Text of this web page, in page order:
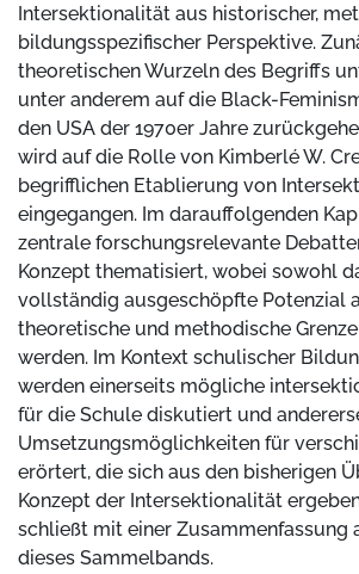
Intersektionalität aus historischer,
bildungsspezifischer Perspektive.
theoretischen Wurzeln des Begriffs
unter anderem auf die Black-
den USA der 1970er Jahre
wird auf die Rolle von Kimberlé W.
begrifflichen Etablierung von
eingegangen. Im darauffolgenden
zentrale forschungsrelevante
Konzept thematisiert, wobei sowohl
vollständig ausgeschöpfte Potenzial
theoretische und methodische
werden. Im Kontext schulischer
werden einerseits mögliche
für die Schule diskutiert und
Umsetzungsmöglichkeiten für
erörtert, die sich aus den bisherigen
Konzept der Intersektionalität
schließt mit einer Zusammenfassung
dieses Sammelbands.